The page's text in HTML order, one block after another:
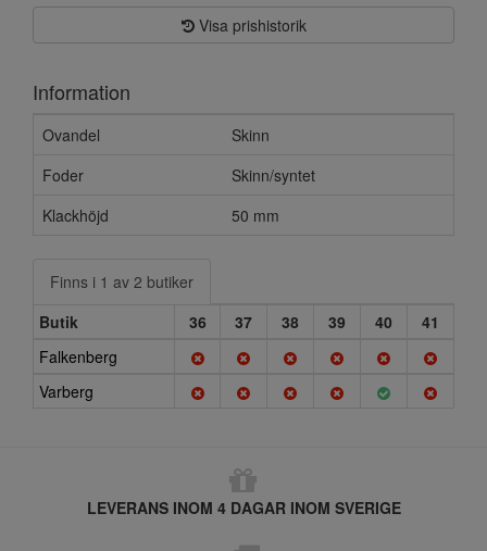
Visa prishistorik
Information
Ovandel
Skinn
Foder
Skinn/syntet
Klackhöjd
50 mm
Finns i 1 av 2 butiker
Butik
36 37 38 39 40
41
Falkenberg
Varberg
LEVERANS INOM 4 DAGAR INOM SVERIGE